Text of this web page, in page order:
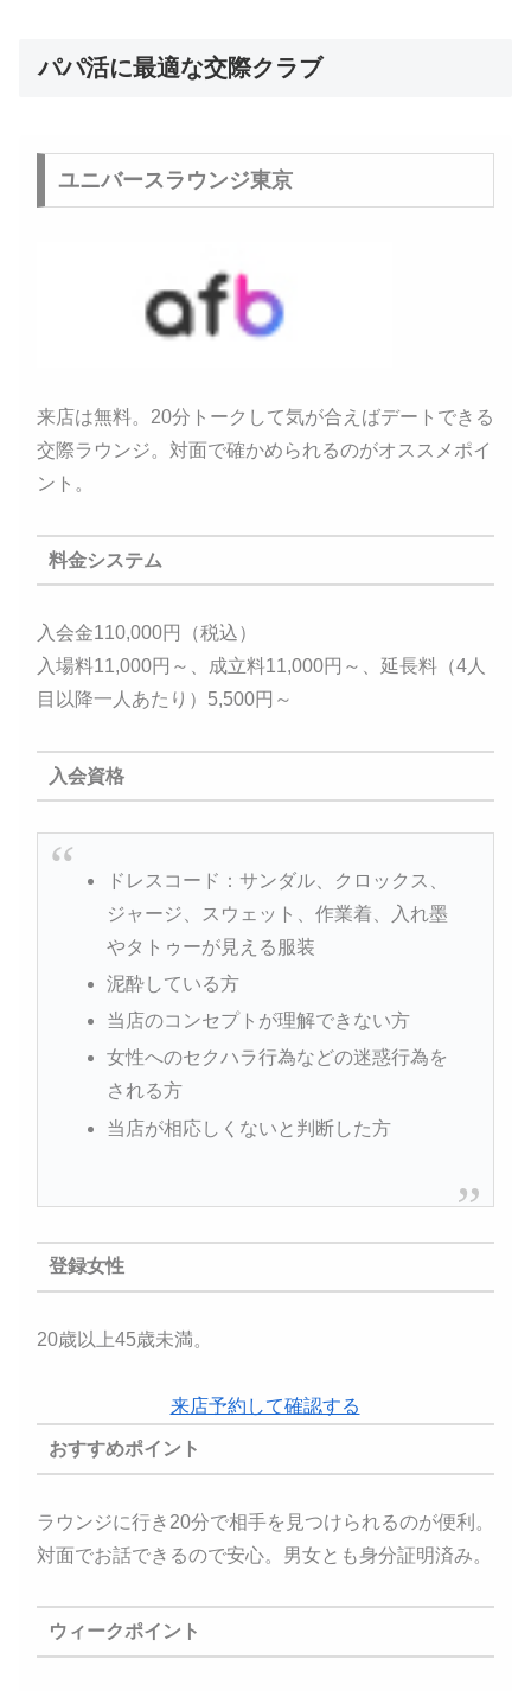
パパ活に最適な交際クラブ
ユニバースラウンジ東京
来店は無料。20分トークして気が合えばデートできる
交際ラウンジ。対面で確かめられるのがオススメポイ
ント。
料金システム
入会金110,000円（税込）
入場料11,000円～、成立料11,000円～、延長料（4人
目以降一人あたり）5,500円～
入会資格
ドレスコード：サンダル、クロックス、
ジャージ、スウェット、作業着、入れ墨
やタトゥーが見える服装
泥酔している方
当店のコンセプトが理解できない方
女性へのセクハラ行為などの迷惑行為を
される方
当店が相応しくないと判断した方
登録女性
20歳以上45歳未満。
来店予約して確認する
おすすめポイント
ラウンジに行き20分で相手を見つけられるのが便利。
対面でお話できるので安心。男女とも身分証明済み。
ウィークポイント